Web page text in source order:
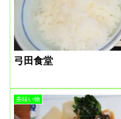
弓田食堂
美味い物